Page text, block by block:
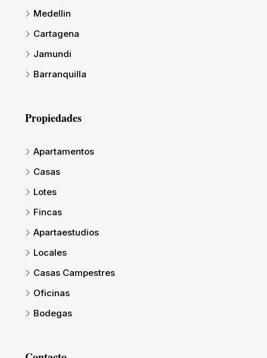
Medellin
Cartagena
Jamundi
Barranquilla
Propiedades
Apartamentos
Casas
Lotes
Fincas
Apartaestudios
Locales
Casas Campestres
Oficinas
Bodegas